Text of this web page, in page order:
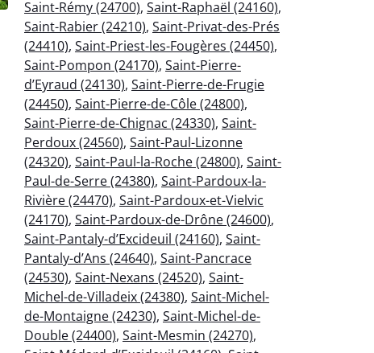
Saint-Rémy (24700), Saint-Raphaël (24160),
Saint-Rabier (24210), Saint-Privat-des-Prés
(24410), Saint-Priest-les-Fougères (24450),
Saint-Pompon (24170), Saint-Pierre-
d’Eyraud (24130), Saint-Pierre-de-Frugie
(24450), Saint-Pierre-de-Côle (24800),
Saint-Pierre-de-Chignac (24330), Saint-
Perdoux (24560), Saint-Paul-Lizonne
(24320), Saint-Paul-la-Roche (24800), Saint-
Paul-de-Serre (24380), Saint-Pardoux-la-
Rivière (24470), Saint-Pardoux-et-Vielvic
(24170), Saint-Pardoux-de-Drône (24600),
Saint-Pantaly-d’Excideuil (24160), Saint-
Pantaly-d’Ans (24640), Saint-Pancrace
(24530), Saint-Nexans (24520), Saint-
Michel-de-Villadeix (24380), Saint-Michel-
de-Montaigne (24230), Saint-Michel-de-
Double (24400), Saint-Mesmin (24270),